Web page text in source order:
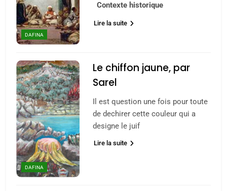
DAFINA
Contexte historique
Lire la suite
DAFINA
Le chiffon jaune, par
Sarel
Il est question une fois pour toute
de dechirer cette couleur qui a
designe le juif
Lire la suite